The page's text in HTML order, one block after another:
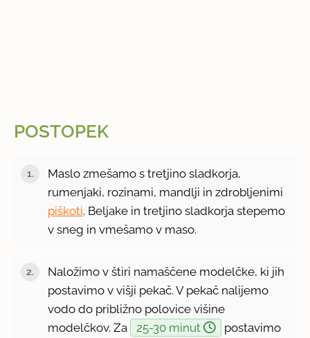
POSTOPEK
Maslo zmešamo s tretjino sladkorja,
rumenjaki, rozinami, mandlji in zdrobljenimi
piškoti. Beljake in tretjino sladkorja stepemo
v sneg in vmešamo v maso.
Naložimo v štiri namaščene modelčke, ki jih
postavimo v višji pekač. V pekač nalijemo
vodo do približno polovice višine
modelčkov. Za
25-30 minut
postavimo